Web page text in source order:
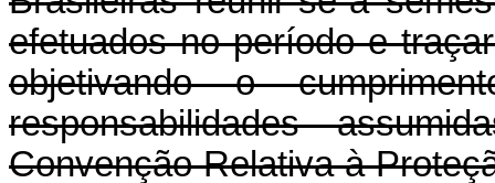
efetuados no período e
objetivando o
responsabilidades
Convenção Relativa à